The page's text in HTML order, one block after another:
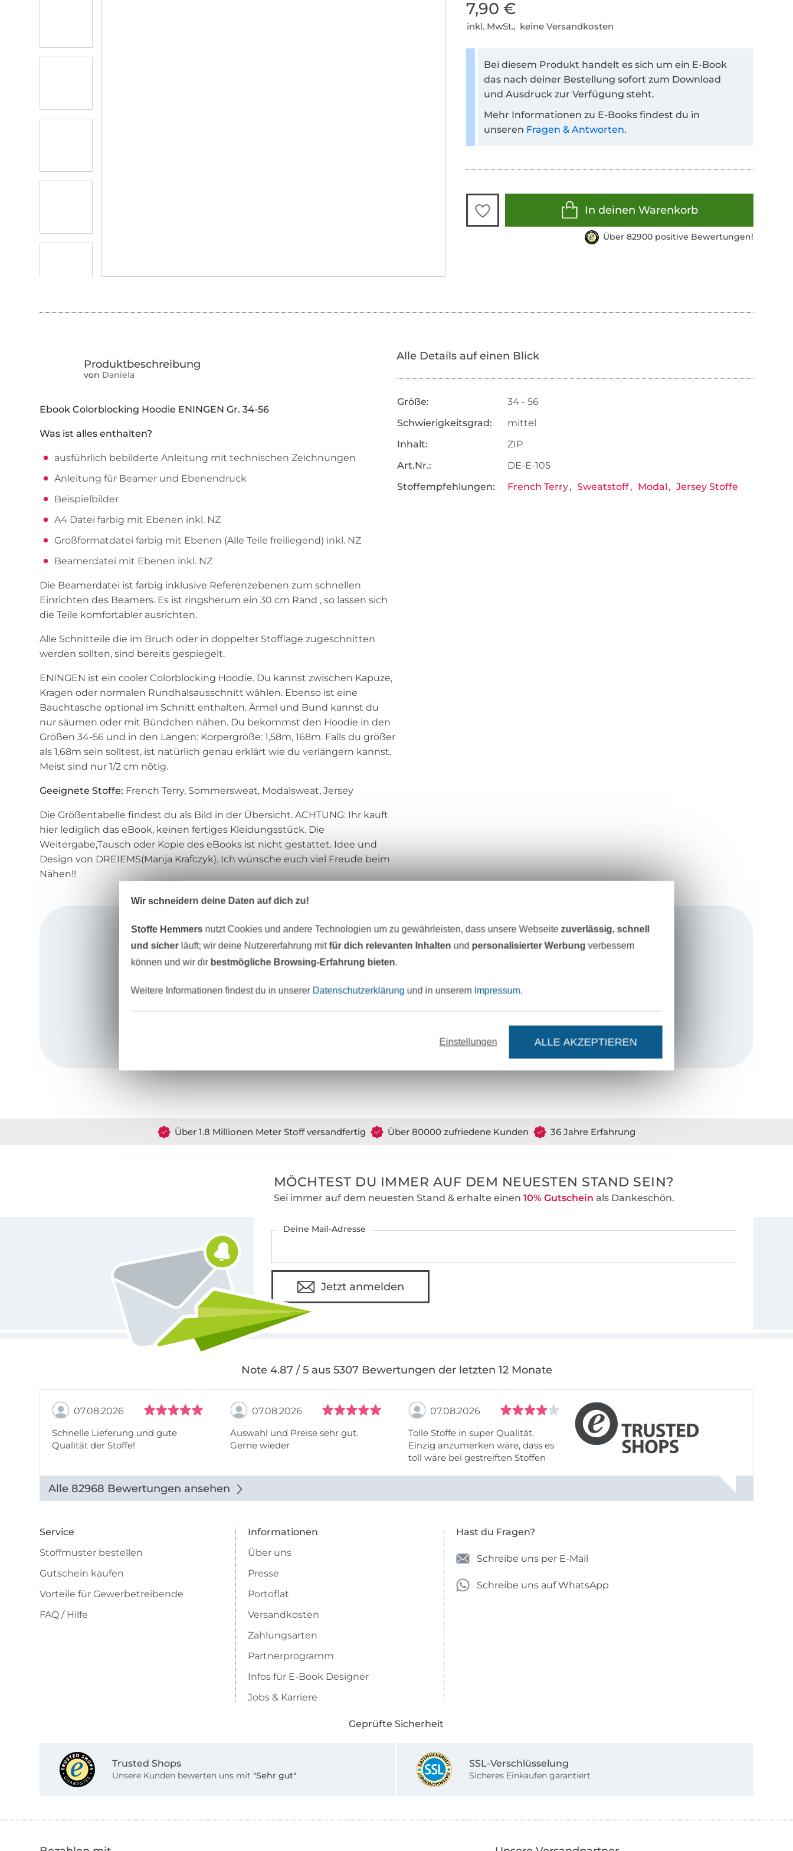
7,90 €
inkl. MwSt., keine Versandkosten
Bei diesem Produkt handelt es sich um ein E-Book
das nach deiner Bestellung sofort zum Download
und Ausdruck zur Verfügung steht.
Mehr Informationen zu E-Books findest du in
unseren Fragen & Antworten.
In deinen Warenkorb
Über 82900 positive Bewertungen!
von Daniela
Ebook Colorblocking Hoodie ENINGEN Gr. 34-56
Was ist alles enthalten?
ausführlich bebilderte Anleitung mit technischen Zeichnungen
Anleitung für Beamer und Ebenendruck
Beispielbilder
A4 Datei farbig mit Ebenen inkl. NZ
Großformatdatei farbig mit Ebenen (Alle Teile freiliegend) inkl. NZ
Beamerdatei mit Ebenen inkl. NZ
Die Beamerdatei ist farbig inklusive Referenzebenen zum schnellen
Einrichten des Beamers. Es ist ringsherum ein 30 cm Rand , so lassen sich
die Teile komfortabler ausrichten.
Alle Schnitteile die im Bruch oder in doppelter Stofflage zugeschnitten
werden sollten, sind bereits gespiegelt.
ENINGEN ist ein cooler Colorblocking Hoodie. Du kannst zwischen Kapuze,
Kragen oder normalen Rundhalsausschnitt wählen. Ebenso ist eine
Bauchtasche optional im Schnitt enthalten. Ärmel und Bund kannst du
nur säumen oder mit Bündchen nähen. Du bekommst den Hoodie in den
Größen 34-56 und in den Längen: Körpergröße: 1,58m, 168m. Falls du größer
als 1,68m sein solltest, ist natürlich genau erklärt wie du verlängern kannst.
Meist sind nur 1/2 cm nötig.
Geeignete Stoffe: French Terry, Sommersweat, Modalsweat, Jersey
Die Größentabelle findest du als Bild in der Übersicht. ACHTUNG: Ihr kauft
hier lediglich das eBook, keinen fertiges Kleidungsstück. Die
Weitergabe,Tausch oder Kopie des eBooks ist nicht gestattet. Idee und
Design von DREIEMS(Manja Krafczyk). Ich wünsche euch viel Freude beim
Nähen!!
Alle Details auf einen Blick
Größe:
34 - 56
Schwierigkeitsgrad:
mittel
Inhalt:
ZIP
Art.Nr.:
DE-E-105
Stoffempfehlungen:
French Terry Sweatstoff Modal Jersey Stoffe
drei eM's
Ich bin Manja, 75 er Jahrgang und Mama eines Sohnes.
Wiege gelegt. Ebooks zu erstellen ist für mich kein Job,
zwei Worten zu beschreiben:sportlich-schick.
Über 1.8 Millionen Meter Stoff versandfertig Über 80000 zufriedene Kunden 36 Jahre Erfahrung
MÖCHTEST DU IMMER AUF DEM NEUESTEN STAND SEIN?
Sei immer auf dem neuesten Stand & erhalte einen 10% Gutschein als Dankeschön.
Deine Mail-Adresse
Jetzt anmelden
Note 4.87 / 5 aus 5307 Bewertungen der letzten 12 Monate
07.08.2026
Schnelle Lieferung und gute
Qualität der Stoffe!
07.08.2026
Auswahl und Preise sehr gut.
Gerne wieder
07.08.2026
Tolle Stoffe in super Qualität.
Einzig anzumerken wäre, dass es
toll wäre bei gestreiften Stoffen
Alle 82968 Bewertungen ansehen
Service
Stoffmuster bestellen
Gutschein kaufen
Vorteile für Gewerbetreibende
FAQ / Hilfe
Informationen
Über uns
Presse
Portoflat
Versandkosten
Zahlungsarten
Partnerprogramm
Infos für E-Book Designer
Jobs & Karriere
Hast du Fragen?
Schreibe uns per E-Mail
Schreibe uns auf WhatsApp
Geprüfte Sicherheit
Trusted Shops
Unsere Kunden bewerten uns mit "Sehr gut"
SSL-Verschlüsselung
Sicheres Einkaufen garantiert
Wir schneidern deine Daten auf dich zu!
Stoffe Hemmers nutzt Cookies und andere Technologien um zu gewährleisten, dass unsere Webseitezuverlässig, schnell
und sicherläuft; wir deine Nutzererfahrung mitfür dich relevanten Inhalten und personalisierter Werbung verbessern
können und wir dir bestmögliche Browsing-Erfahrung bieten.
Weitere Informationen findest du in unserer Datenschutzerklärung und in unserem Impressum.
Einstellungen ALLE AKZEPTIEREN